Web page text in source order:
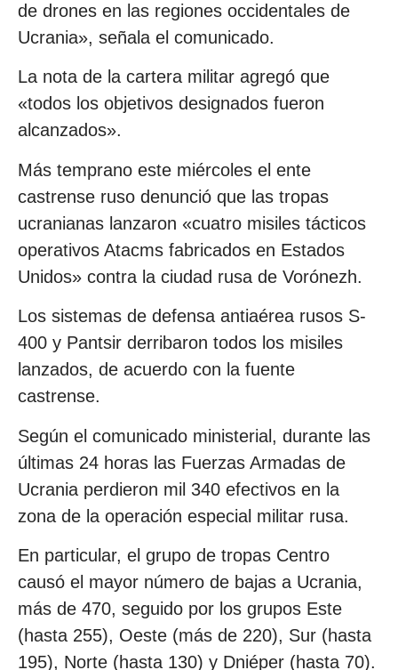
de drones en las regiones occidentales de
Ucrania», señala el comunicado.
La nota de la cartera militar agregó que
«todos los objetivos designados fueron
alcanzados».
Más temprano este miércoles el ente
castrense ruso denunció que las tropas
ucranianas lanzaron «cuatro misiles tácticos
operativos Atacms fabricados en Estados
Unidos» contra la ciudad rusa de Vorónezh.
Los sistemas de defensa antiaérea rusos S-
400 y Pantsir derribaron todos los misiles
lanzados, de acuerdo con la fuente
castrense.
Según el comunicado ministerial, durante las
últimas 24 horas las Fuerzas Armadas de
Ucrania perdieron mil 340 efectivos en la
zona de la operación especial militar rusa.
En particular, el grupo de tropas Centro
causó el mayor número de bajas a Ucrania,
más de 470, seguido por los grupos Este
(hasta 255), Oeste (más de 220), Sur (hasta
195), Norte (hasta 130) y Dniéper (hasta 70).